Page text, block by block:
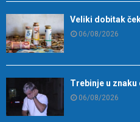
Veliki dobitak
06/08/2026
Trebinje u znaku
06/08/2026